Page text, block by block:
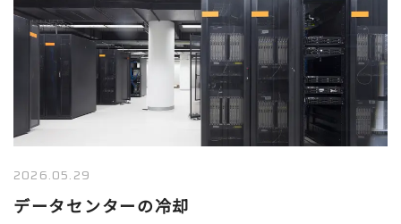
2026.05.29
データセンターの冷却